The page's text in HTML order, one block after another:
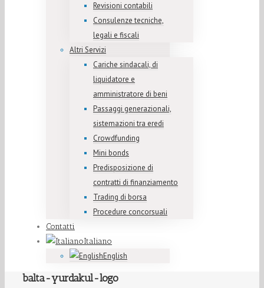
Revisioni contabili
Consulenze tecniche,
legali e fiscali
Altri Servizi
Cariche sindacali, di
liquidatore e
amministratore di beni
Passaggi generazionali,
sistemazioni tra eredi
Crowdfunding
Mini bonds
Predisposizione di
contratti di finanziamento
Trading di borsa
Procedure concorsuali
Contatti
Italiano
English
balta-yurdakul-logo